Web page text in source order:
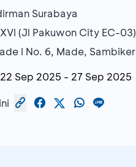
Surabaya
(Jl Pakuwon City EC-
I No. 6, Made,
22 Sep 2025 - 27 Sep 2025